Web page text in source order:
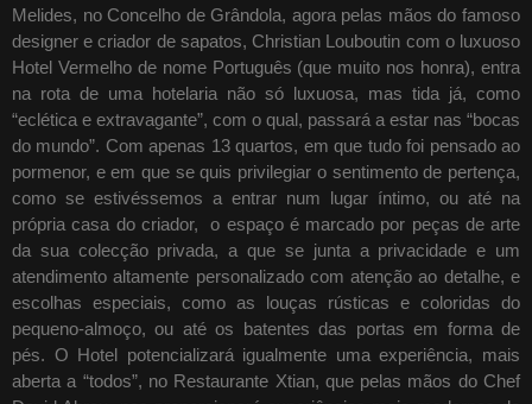
Melides, no Concelho de Grândola, agora pelas mãos do famoso
designer e criador de sapatos, Christian Louboutin com o luxuoso
Hotel Vermelho de nome Português (que muito nos honra), entra
na rota de uma hotelaria não só luxuosa, mas tida já, como
“eclética e extravagante”, com o qual, passará a estar nas “bocas
do mundo”. Com apenas 13 quartos, em que tudo foi pensado ao
pormenor, e em que se quis privilegiar o sentimento de pertença,
como se estivéssemos a entrar num lugar íntimo, ou até na
própria casa do criador, o espaço é marcado por peças de arte
da sua colecção privada, a que se junta a privacidade e um
atendimento altamente personalizado com atenção ao detalhe, e
escolhas especiais, como as louças rústicas e coloridas do
pequeno-almoço, ou até os batentes das portas em forma de
pés. O Hotel potencializará igualmente uma experiência, mais
aberta a “todos”, no Restaurante Xtian, que pelas mãos do Chef